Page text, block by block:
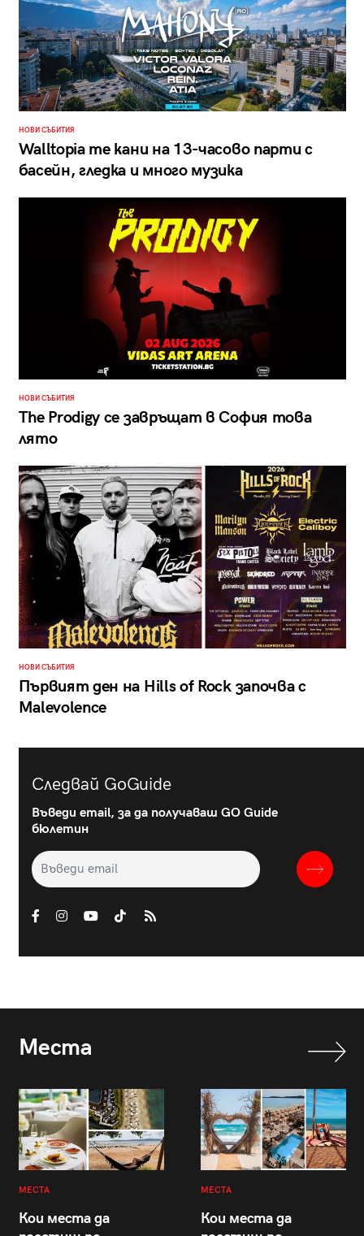
НОВИ СЪБИТИЯ
Walltopia те кани на 13-часово парти с
басейн, гледка и много музика
НОВИ СЪБИТИЯ
The Prodigy се завръщат в София това
лято
НОВИ СЪБИТИЯ
Първият ден на Hills of Rock започва с
Malevolence
Следвай GoGuide
Въведи email, за да получаваш GO Guide
бюлетин
Места
МЕСТА
Кои места да
МЕСТА
Кои места да